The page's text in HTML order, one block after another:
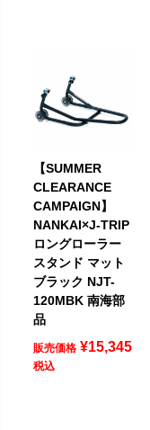
【SUMMER
CLEARANCE
CAMPAIGN】
NANKAI×J-TRIP
ロングローラー
スタンド マット
ブラック NJT-
120MBK 南海部
品
販売価格 ¥15,345
税込